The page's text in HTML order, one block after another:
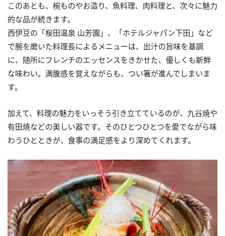
このあとも、椀ものやお造り、魚料理、肉料理と、次々に魅力
的な品が続きます。
西伊豆の「桜田温泉 山芳園」、「ホテルジャパン下田」など
で腕を磨いた料理長によるメニューは、出汁の旨味を基調
に、随所にフレンチのエッセンスをきかせた、優しくも新鮮
な味わい。満腹感を覚えながらも、つい箸が進んでしまいま
す。
加えて、料理の魅力をいっそう引き立てているのが、九谷焼や
有田焼などの美しい器です。そのひとつひとつを愛でながら味
わうひとときが、食事の満足感をより深めてくれます。